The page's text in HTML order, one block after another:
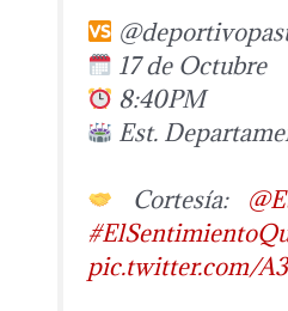
17 de Octubre
8:40PM
Est.
Cortesía:
pic.twitter.com/